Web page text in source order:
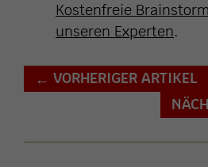
Kostenfreie
unseren Experten.
← VORHERIGER ARTIKEL